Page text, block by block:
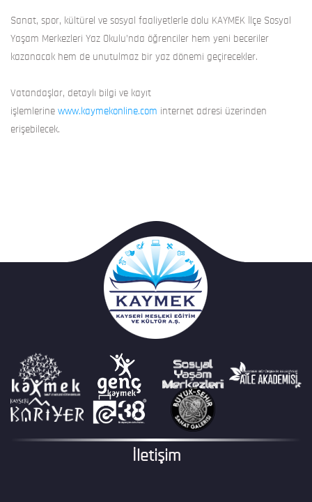
Sanat, spor, kültürel ve sosyal faaliyetlerle dolu KAYMEK İlçe Sosyal
Yaşam Merkezleri Yaz Okulu’nda öğrenciler hem yeni beceriler
kazanacak hem de unutulmaz bir yaz dönemi geçirecekler.
Vatandaşlar, detaylı bilgi ve kayıt
işlemlerine www.kaymekonline.com internet adresi üzerinden
erişebilecek.
İletişim